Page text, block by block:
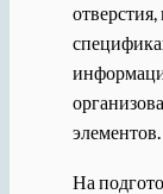
элементов.
На